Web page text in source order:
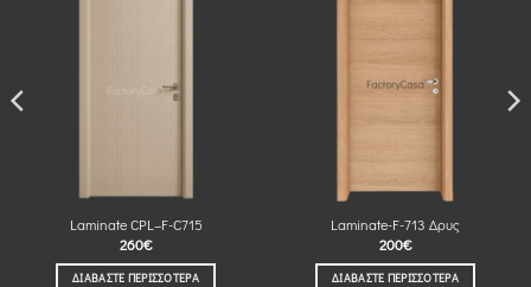
Laminate CPL–F-C715
260€
ΔΙΑΒΆΣΤΕ ΠΕΡΙΣΣΌΤΕΡΑ
Laminate-F-713 Δρυς
200€
ΔΙΑΒΆΣΤΕ ΠΕΡΙΣΣΌΤΕΡΑ